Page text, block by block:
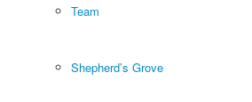
Team
Shepherd’s Grove